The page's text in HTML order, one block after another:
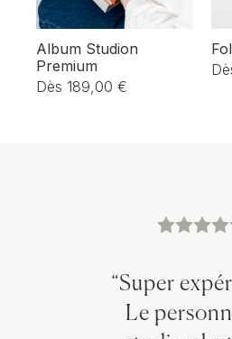
Album Studion
Premium
Dès 189,00 €
“Super
Le